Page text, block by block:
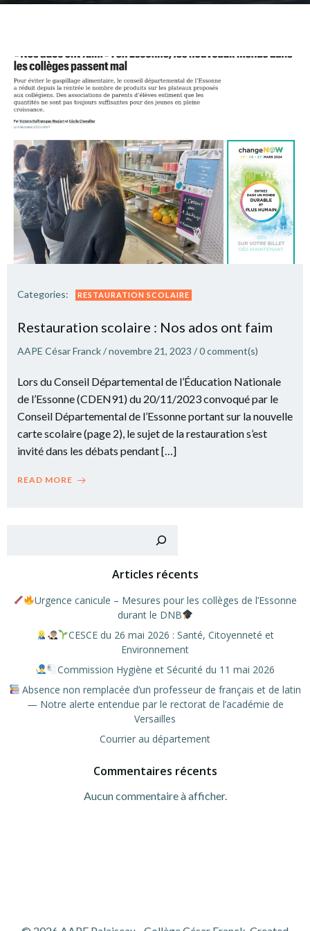
Categories: RESTAURATION SCOLAIRE
Restauration scolaire : Nos ados ont faim
AAPE César Franck/novembre 21, 2023 /0comment(s)
Lors du Conseil Départemental de l’Éducation Nationale
de l’Essonne (CDEN91) du 20/11/2023 convoqué par le
Conseil Départemental de l’Essonne portant sur la nouvelle
carte scolaire (page 2), le sujet de la restauration s’est
invité dans les débats pendant […]
READ MORE
Articles récents
Urgence canicule – Mesures pour les collèges de l’Essonne
durant le DNB
CESCE du 26 mai 2026 : Santé, Citoyenneté et
Environnement
Commission Hygiène et Sécurité du 11 mai 2026
Absence non remplacée d’un professeur de français et de latin
— Notre alerte entendue par le rectorat de l’académie de
Versailles
Courrier au département
Commentaires récents
Aucun commentaire à afficher.